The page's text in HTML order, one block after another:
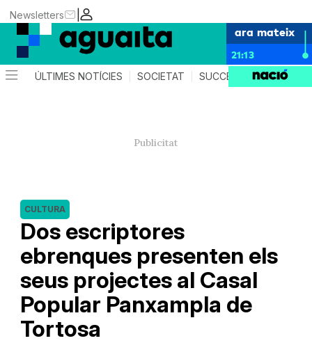
|
Newsletters
ara mateix
21:13
ÚLTIMES NOTÍCIES SOCIETAT SUCCESSOS AGENDA
Dos escriptores
ebrenques presenten els
seus projectes al Casal
Popular Panxampla de
Tortosa
CULTURA